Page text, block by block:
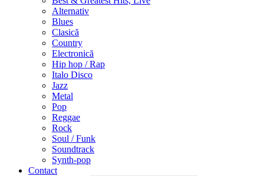
Alternativ
Blues
Clasică
Country
Electronică
Hip hop / Rap
Italo Disco
Jazz
Metal
Pop
Reggae
Rock
Soul / Funk
Soundtrack
Synth-pop
Contact